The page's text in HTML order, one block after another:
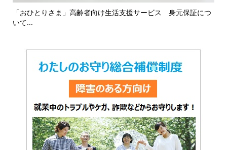
「おひとりさま」高齢者向け生活支援サービス 身元保証につ
いて...